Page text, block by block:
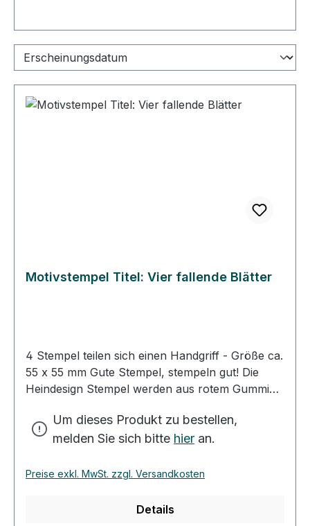
Motivstempel Titel: Vier fallende Blätter
4 Stempel teilen sich einen Handgriff - Größe ca.
55 x 55 mm Gute Stempel, stempeln gut! Die
Heindesign Stempel werden aus rotem Gummi
Kautschuk hergestellt wurde - garantiert einen
feinen, detailreichen Abdruck und eine extrem
Stempelmotiv wird mit Hitze und Druck in das
Handhabung der Stempel wird das
Um dieses Produkt zu bestellen,
melden Sie sich bitte hier an.
Preise exkl. MwSt. zzgl. Versandkosten
Details